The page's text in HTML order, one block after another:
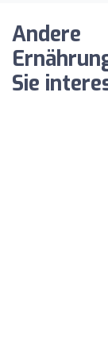
Andere
Sie